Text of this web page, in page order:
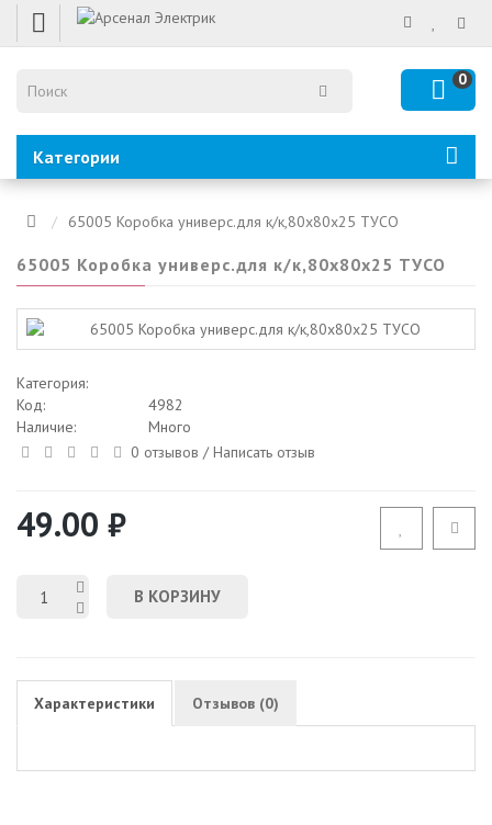
0
Категории
65005 Коробка универс.для к/к,80х80х25 ТУСО
65005 Коробка универс.для к/к,80х80х25 ТУСО
Категория:
Код:
4982
Наличие:
Много
0 отзывов /Написать отзыв
49.00 ₽
В КОРЗИНУ
Характеристики Отзывов (0)